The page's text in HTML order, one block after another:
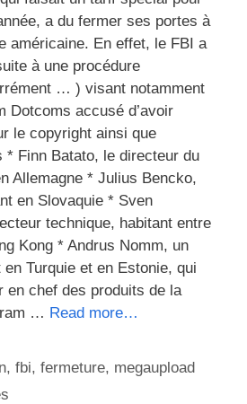
a du fermer ses portes à
américaine. En effet, le FBI a
à une procédure
… ) visant notamment
Dotcoms accusé d’avoir
le copyright ainsi que
* Finn Batato, le directeur du
Allemagne * Julius Bencko,
en Slovaquie * Sven
technique, habitant entre
Kong * Andrus Nomm, un
Turquie et en Estonie, qui
en chef des produits de la
… Read more…
,fbi,fermeture, megaupload